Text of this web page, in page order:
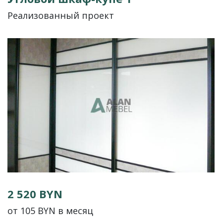
Реализованный проект
2 520 BYN
от 105 BYN в месяц